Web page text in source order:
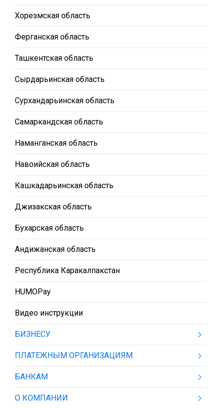
Хорезмская область
Ферганская область
Ташкентская область
Сырдарьинская область
Сурхандарьинская область
Самаркандская область
Наманганская область
Навоийская область
Кашкадарьинская область
Джизакская область
Бухарская область
Андижанская область
Республика Каракалпакстан
HUMOPay
Видео инструкции
БИЗНЕСУ
ПЛАТЕЖНЫМ ОРГАНИЗАЦИЯМ
БАНКАМ
О КОМПАНИИ